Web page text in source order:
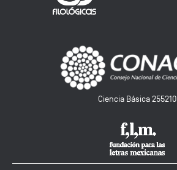
Ciencia Básica 255210